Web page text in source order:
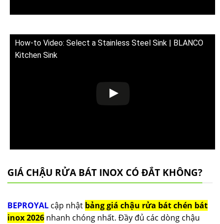
How-to Video: Select a Stainless Steel Sink | BLANCO
Kitchen Sink
GIÁ CHẬU RỬA BÁT INOX CÓ ĐẮT KHÔNG?
BEPROYAL cập nhật bảng giá chậu rửa bát chén bát
inox 2026 nhanh chóng nhất. Đầy đủ các dòng chậu